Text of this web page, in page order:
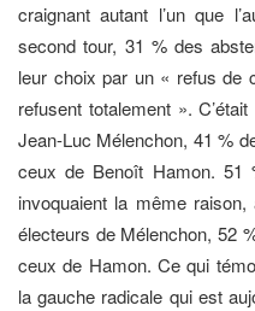
craignant autant l’un que
second tour, 31 % des
leur choix par un « refus de
refusent totalement ».
Jean-Luc Mélenchon, 41 %
ceux de Benoît Hamon.
invoquaient la même
électeurs de Mélenchon, 52
ceux de Hamon. Ce qui
la gauche radicale qui est